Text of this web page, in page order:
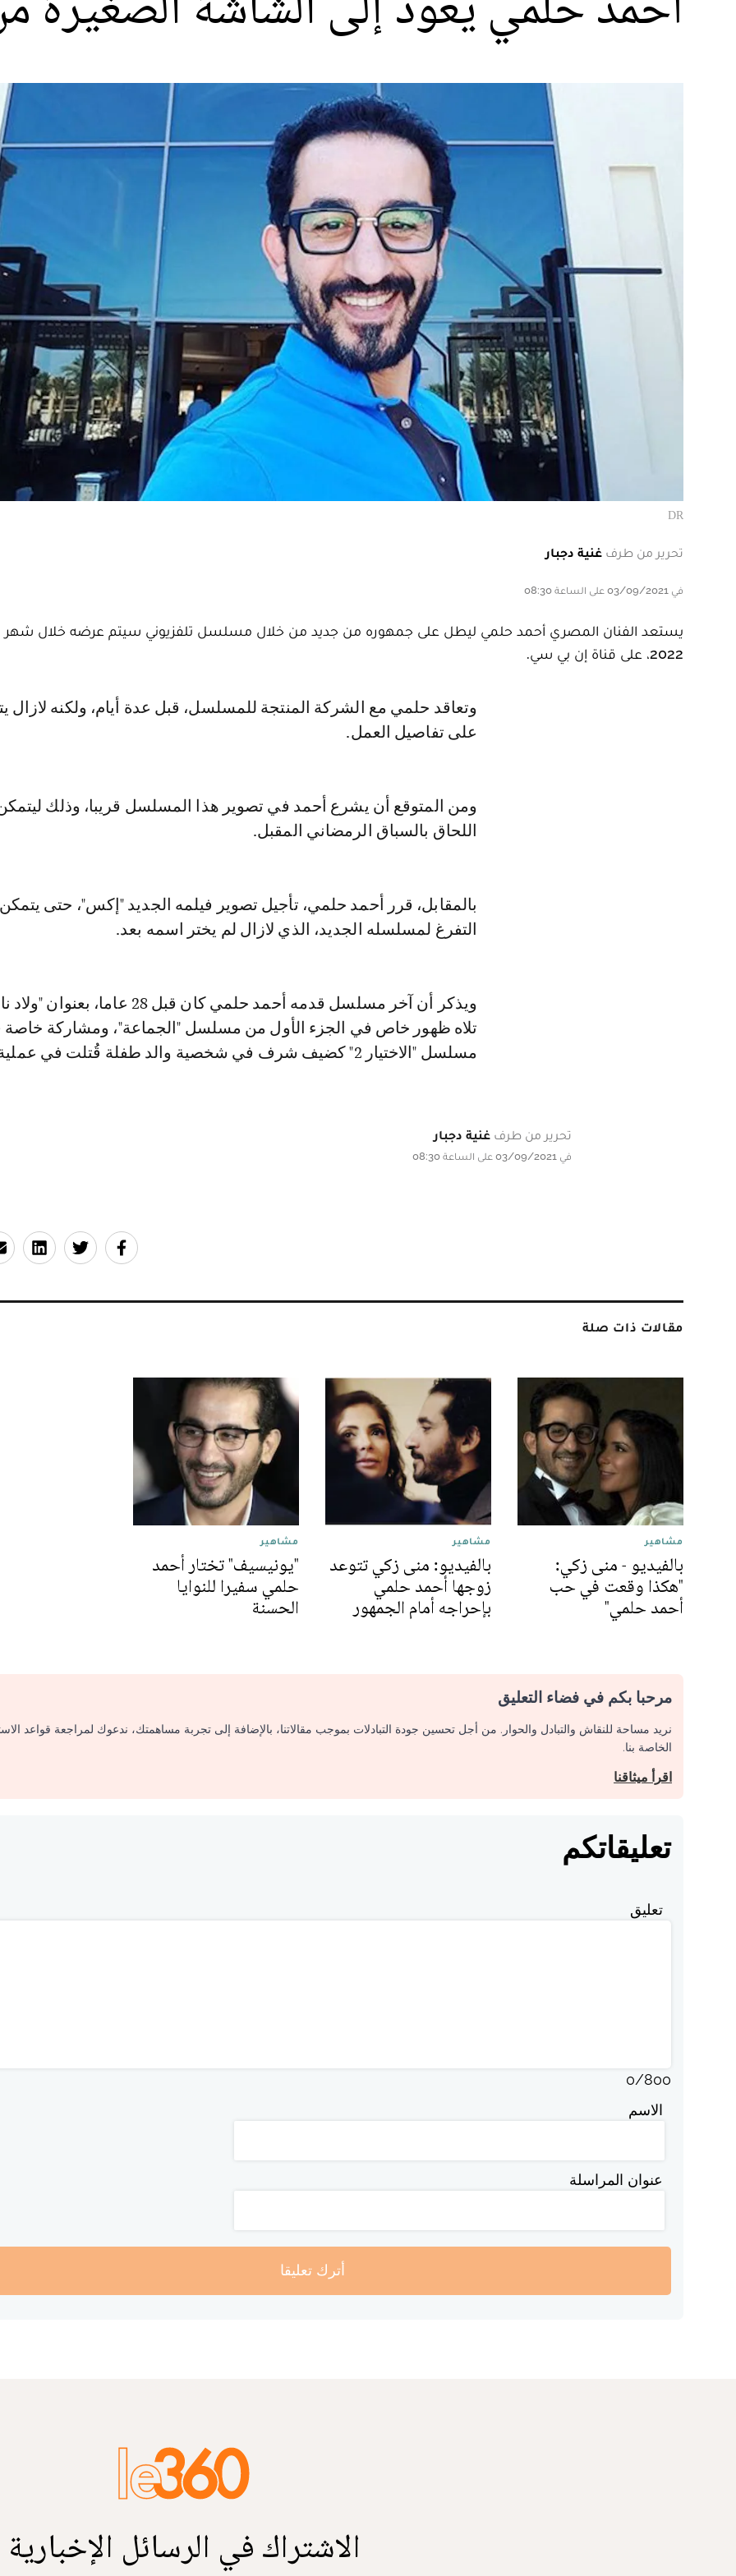
DR
تحرير من طرف غنية دجبار
في 03/09/2021 على الساعة 08:30
يستعد الفنان المصري أحمد حلمي ليطل على جمهوره من جديد من خلال مسلسل تلفزيوني سيتم عرضه خلال
2022، على قناة إن بي سي.
وتعاقد حلمي مع الشركة المنتجة للمسلسل، قبل عدة أيام، ولكنه لازال يتكتم
على تفاصيل العمل.
ومن المتوقع أن يشرع أحمد في تصوير هذا المسلسل قريبا، وذلك
اللحاق بالسباق الرمضاني المقبل.
بالمقابل، قرر أحمد حلمي، تأجيل تصوير فيلمه الجديد "إكس"، حتى
التفرغ لمسلسله الجديد، الذي لازال لم يختر اسمه بعد.
ويذكر أن آخر مسلسل قدمه أحمد حلمي كان قبل 28 عاما،
تلاه ظهور خاص في الجزء الأول من مسلسل "الجماعة"، ومشاركة
مسلسل "الاختيار 2" كضيف شرف في شخصية والد طفلة قُتلت في عملية إرهابية.
تحرير من طرف غنية دجبار
في 03/09/2021 على الساعة 08:30
مقالات ذات صلة
مشاهير
بالفيديو - منى زكي:
"هكذا وقعت في حب
أحمد حلمي"
مشاهير
بالفيديو: منى زكي تتوعد
زوجها أحمد حلمي
بإحراجه أمام الجمهور
مشاهير
"يونيسيف" تختار أحمد
حلمي سفيرا للنوايا
الحسنة
مرحبا بكم في فضاء التعليق
نريد مساحة للنقاش والتبادل والحوار. من أجل تحسين جودة التبادلات بموجب مقالاتنا، بالإضافة إلى تجربة مساهمتك، ندعوك لمراجعة قواعد
الخاصة بنا.
اقرأ ميثاقنا
تعليقاتكم
تعليق
0/800
الاسم
عنوان المراسلة
أترك تعليقا
الاشتراك في الرسائل الإخبارية